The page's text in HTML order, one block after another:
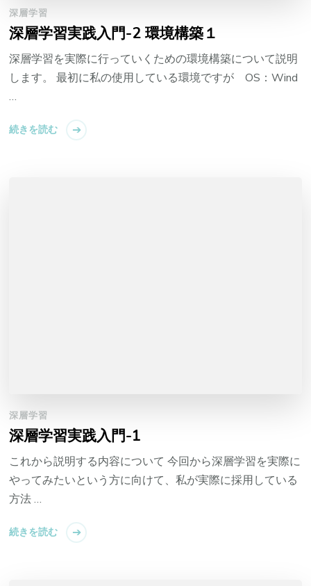
深層学習
深層学習実践入門-2 環境構築１
深層学習を実際に行っていくための環境構築について説明
します。 最初に私の使用している環境ですが OS：Wind
…
続きを読む
深層学習
深層学習実践入門-1
これから説明する内容について 今回から深層学習を実際に
やってみたいという方に向けて、私が実際に採用している
方法 …
続きを読む